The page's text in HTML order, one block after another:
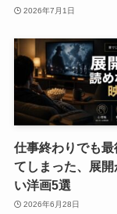
2026年7月1日
仕事終わりでも
てしまった、展
い洋画5選
2026年6月28日